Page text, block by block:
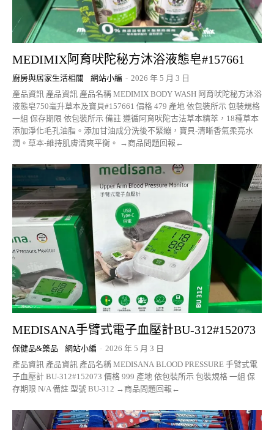
MEDIMIX阿育吠陀秘方沐浴液態皂#157661
廚房與居家生活相關 網站小編 - 2026 年 5 月 3 日
產品資訊 產品資訊 產品名稱 MEDIMIX BODY WASH 阿育吠陀秘方沐浴
液態皂750毫升草本及寶貝#157661 價格 479 產地 依包裝所示 包裝規格
一組 保存期限 依包裝所示 備註 遵循阿育吠陀古法草本精萃，18種草本
添加淨化毛孔油脂。添加甘油成分洗後不緊繃，寶貝-清晰香氣柔亮水
潤。草本-維持肌膚清爽平衡。 →商品問題回報←
MEDISANA手臂式電子血壓計BU-312#152073
保健品&藥品 網站小編 - 2026 年 5 月 3 日
產品資訊 產品資訊 產品名稱 MEDISANA BLOOD PRESSURE 手臂式電
子血壓計 BU-312#152073 價格 999 產地 依包裝所示 包裝規格 一組 保
存期限 N/A 備註 型號 BU-312 →商品問題回報←